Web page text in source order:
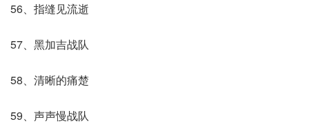
56、指缝见流逝
57、黑加吉战队
58、清晰的痛楚
59、声声慢战队